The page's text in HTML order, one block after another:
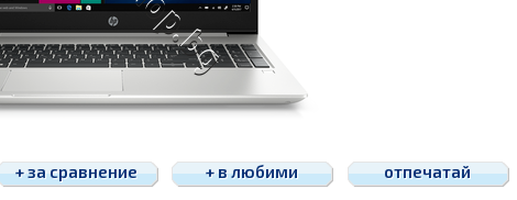
+ за сравнение + в любими отпечатай